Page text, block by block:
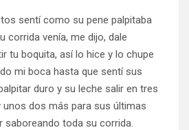
sentí como su pene palpitaba
corrida venía, me dijo, dale
tu boquita, así lo hice y lo chupe
mi boca hasta que sentí sus
duro y su leche salir en tres
dos más para sus últimas
toda su corrida.